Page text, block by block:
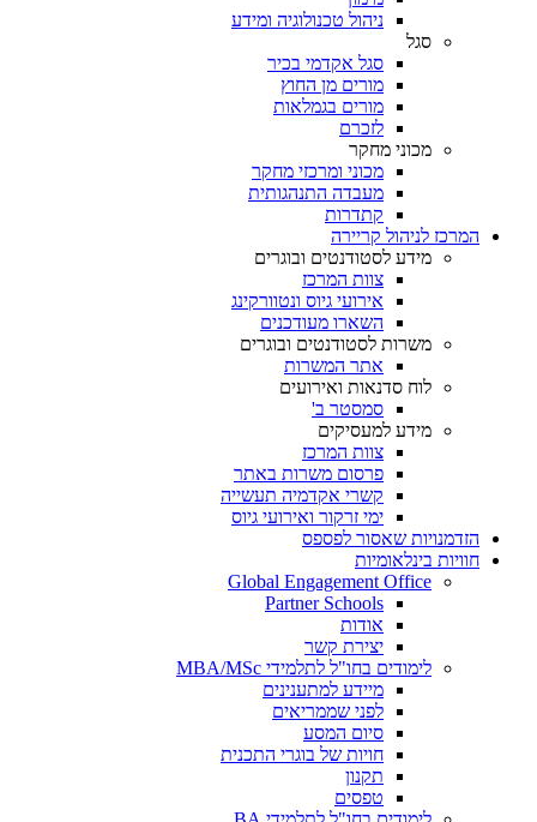
ניהול טכנולוגיה ומידע
סגל
סגל אקדמי בכיר
מורים מן החוץ
מורים בגמלאות
לזכרם
מכוני מחקר
מכוני ומרכזי מחקר
מעבדה התנהגותית
קתדרות
המרכז לניהול קריירה
מידע לסטודנטים ובוגרים
צוות המרכז
אירועי גיוס ונטוורקינג
השארו מעודכנים
משרות לסטודנטים ובוגרים
אתר המשרות
לוח סדנאות ואירועים
סמסטר ב'
מידע למעסיקים
צוות המרכז
פרסום משרות באתר
קשרי אקדמיה תעשייה
ימי זרקור ואירועי גיוס
הזדמנויות שאסור לפספס
חוויות בינלאומיות
Global Engagement Office
Partner Schools
אודות
יצירת קשר
לימודים בחו"ל לתלמידי MBA/MSc
מיידע למתענינים
לפני שממריאים
סיום המסע
חויות של בוגרי התכנית
תקנון
טפסים